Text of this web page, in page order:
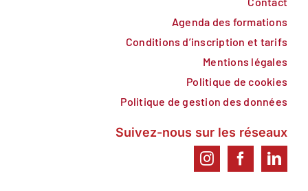
Agenda des formations
Conditions d’inscription et tarifs
Mentions légales
Politique de cookies
Politique de gestion des données
Suivez-nous sur les réseaux